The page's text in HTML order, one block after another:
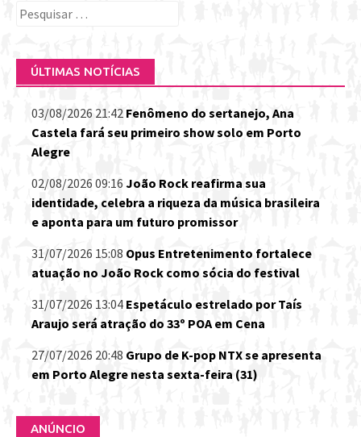
Pesquisar
ÚLTIMAS NOTÍCIAS
03/08/2026 21:42 Fenômeno do sertanejo, Ana
Castela fará seu primeiro show solo em Porto
Alegre
02/08/2026 09:16 João Rock reafirma sua
identidade, celebra a riqueza da música brasileira
e aponta para um futuro promissor
31/07/2026 15:08 Opus Entretenimento fortalece
atuação no João Rock como sócia do festival
31/07/2026 13:04 Espetáculo estrelado por Taís
Araujo será atração do 33º POA em Cena
27/07/2026 20:48 Grupo de K-pop NTX se apresenta
em Porto Alegre nesta sexta-feira (31)
ANÚNCIO